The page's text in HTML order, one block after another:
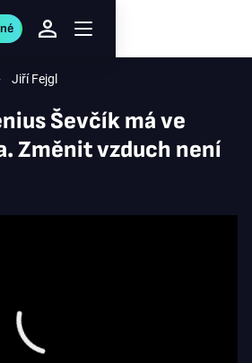
Jiří Fejgl
Ševčík má ve
Změnit vzduch není